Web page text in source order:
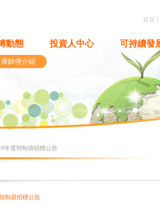
首頁
動態 投資人中心 可持續發
康師傅介紹
年度預制袋招標公告
制袋招標公告